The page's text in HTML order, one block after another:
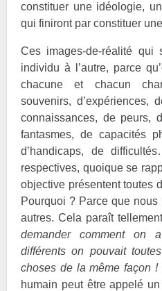
constituer une idéologie,
qui finiront par constituer une
Ces images-de-réalité qui
individu à l’autre, parce
chacune et chacun
souvenirs, d’expériences,
connaissances, de peurs,
fantasmes, de capacités
d’handicaps, de
respectives, quoique se
objective présentent toutes
Pourquoi ? Parce que
autres. Cela paraît
demander comment on
différents on pouvait
choses de la même façon !
humain peut être appelé un